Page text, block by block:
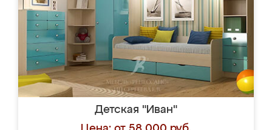
Детская "Иван"